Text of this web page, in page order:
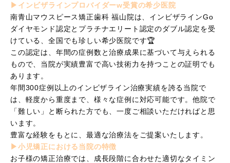
▶︎インビザラインプロバイダーw受賞の希少医院
南青山マウスピース矯正歯科 福山院は、インビザラインGo
ダイヤモンド認定とプラチナエリート認定のダブル認定を受
けている、全国でも珍しい希少医院です🏆
この認定は、年間の症例数と治療成果に基づいて与えられる
もので、当院が実績豊富で高い技術力を持つことの証明でも
あります。
年間300症例以上のインビザライン治療実績を誇る当院で
は、軽度から重度まで、様々な症例に対応可能です。他院で
「難しい」と断られた方でも、一度ご相談いただければと思
います。
豊富な経験をもとに、最適な治療法をご提案いたします。
▶︎小児矯正における当院の特徴
お子様の矯正治療では、成長段階に合わせた適切なタイミン